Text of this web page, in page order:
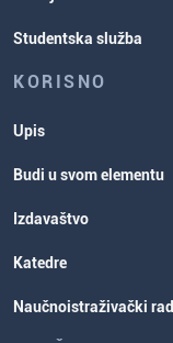
Studentska služba
KORISNO
Upis
Budi u svom elementu
Izdavaštvo
Katedre
Naučnoistraživački rad